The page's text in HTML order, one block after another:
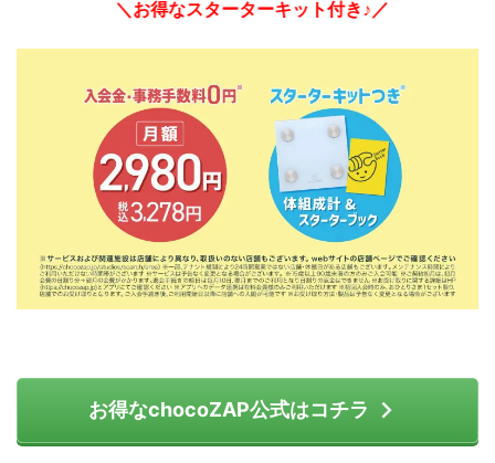
＼お得なスターターキット付き♪／
お得なchocoZAP公式はコチラ